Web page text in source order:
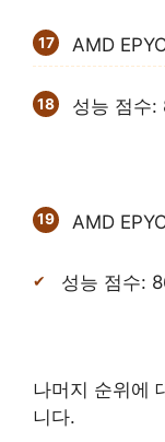
AMD
성능 점수:
AMD
성능 점수:
나머지 순위에
니다.